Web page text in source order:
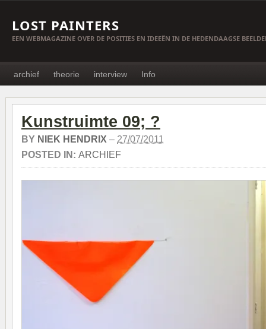
LOST PAINTERS
EEN WEBMAGAZINE OVER DE POSITIES EN IDEEËN IN DE HEDENDAAGSE
archief theorie interview Info
Kunstruimte 09; ?
BY NIEK HENDRIX – 27/07/2011
POSTED IN: ARCHIEF